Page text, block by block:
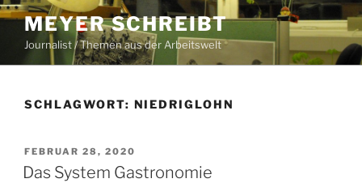
Zum
Inhalt
springen
MEYER SCHREIBT
Journalist / Themen aus der Arbeitswelt
SCHLAGWORT: NIEDRIGLOHN
VERÖFFENTLICHT
AM
FEBRUAR 28, 2020
Das System Gastronomie